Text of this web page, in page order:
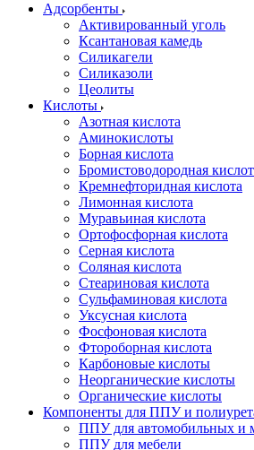
Адсорбенты
Активированный уголь
Ксантановая камедь
Силикагели
Силиказоли
Цеолиты
Кислоты
Азотная кислота
Аминокислоты
Борная кислота
Бромистоводородная
Кремнефторидная кислота
Лимонная кислота
Муравьиная кислота
Ортофосфорная кислота
Серная кислота
Соляная кислота
Стеариновая кислота
Сульфаминовая кислота
Уксусная кислота
Фосфоновая кислота
Фтороборная кислота
Карбоновые кислоты
Неорганические кислоты
Органические кислоты
Компоненты для ППУ и
ППУ для автомобильных и
ППУ для мебели